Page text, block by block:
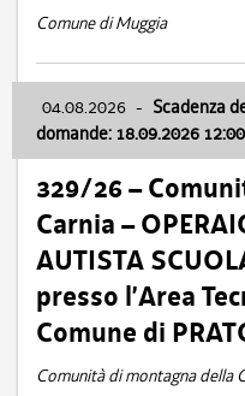
Comune di Muggia
04.08.2026 - Scadenza
domande: 18.09.2026 12:00
329/26 –
Carnia –
AUTISTA
presso l’Area
Comune di
Comunità di montagna della